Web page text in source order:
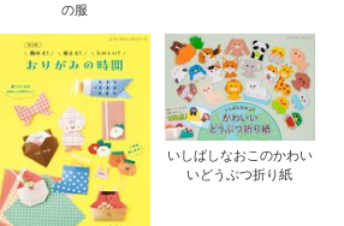
の服
いしばしなおこのかわい
いどうぶつ折り紙